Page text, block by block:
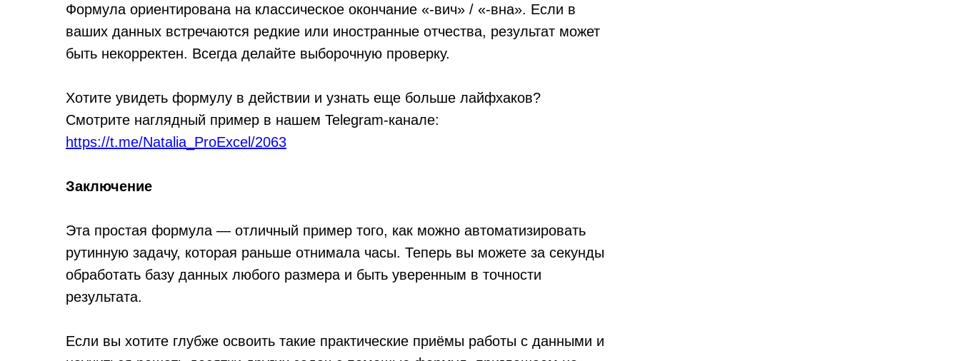
Формула ориентирована на классическое окончание «-вич» / «-вна». Если в
ваших данных встречаются редкие или иностранные отчества, результат может
быть некорректен. Всегда делайте выборочную проверку.
Хотите увидеть формулу в действии и узнать еще больше лайфхаков?
Смотрите наглядный пример в нашем Telegram-канале:
https://t.me/Natalia_ProExcel/2063
Заключение
Эта простая формула — отличный пример того, как можно автоматизировать
рутинную задачу, которая раньше отнимала часы. Теперь вы можете за секунды
обработать базу данных любого размера и быть уверенным в точности
результата.
Если вы хотите глубже освоить такие практические приёмы работы с данными и